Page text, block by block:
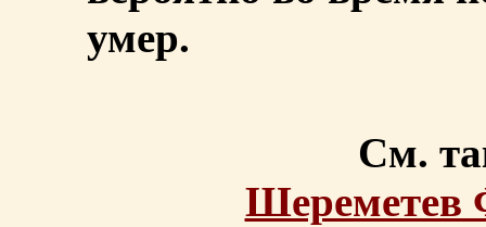
умер.
См.
Шереметев